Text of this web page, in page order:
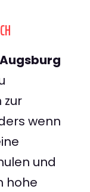
zur
wenn
und
hohe